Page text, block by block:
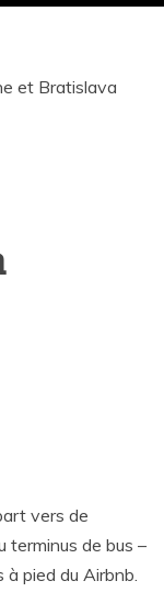
et Bratislava
vers de
terminus de bus –
pied du Airbnb.